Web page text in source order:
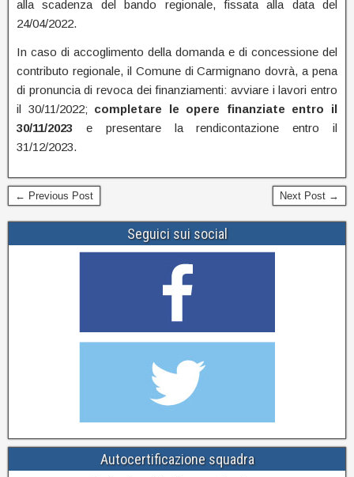
alla scadenza del bando regionale, fissata alla data del
24/04/2022.
In caso di accoglimento della domanda e di concessione del
contributo regionale, il Comune di Carmignano dovrà, a pena
di pronuncia di revoca dei finanziamenti: avviare i lavori entro
il 30/11/2022; completare le opere finanziate entro il
30/11/2023 e presentare la rendicontazione entro il
31/12/2023.
← Previous Post Next Post →
Seguici sui social
Autocertificazione squadra